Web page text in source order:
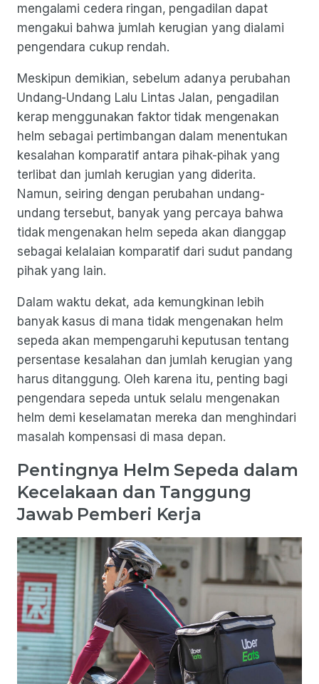
mengalami cedera ringan, pengadilan dapat
mengakui bahwa jumlah kerugian yang dialami
pengendara cukup rendah.
Meskipun demikian, sebelum adanya perubahan
Undang-Undang Lalu Lintas Jalan, pengadilan
kerap menggunakan faktor tidak mengenakan
helm sebagai pertimbangan dalam menentukan
kesalahan komparatif antara pihak-pihak yang
terlibat dan jumlah kerugian yang diderita.
Namun, seiring dengan perubahan undang-
undang tersebut, banyak yang percaya bahwa
tidak mengenakan helm sepeda akan dianggap
sebagai kelalaian komparatif dari sudut pandang
pihak yang lain.
Dalam waktu dekat, ada kemungkinan lebih
banyak kasus di mana tidak mengenakan helm
sepeda akan mempengaruhi keputusan tentang
persentase kesalahan dan jumlah kerugian yang
harus ditanggung. Oleh karena itu, penting bagi
pengendara sepeda untuk selalu mengenakan
helm demi keselamatan mereka dan menghindari
masalah kompensasi di masa depan.
Pentingnya Helm Sepeda dalam
Kecelakaan dan Tanggung
Jawab Pemberi Kerja